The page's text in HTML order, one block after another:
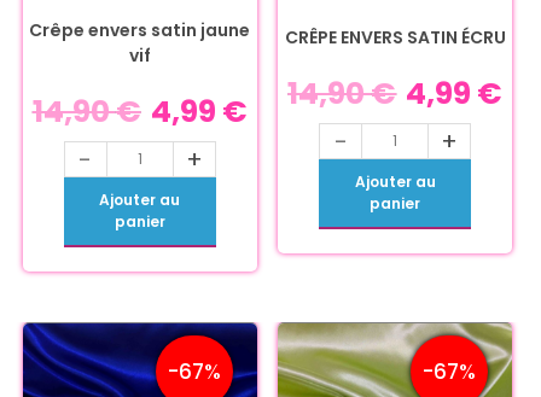
Crêpe envers satin jaune
vif
14,90€ 4,99 €
- +
Ajouter au
panier
CRÊPE ENVERS SATIN ÉCRU
14,90€ 4,99 €
- +
Ajouter au
panier
-67% -67%